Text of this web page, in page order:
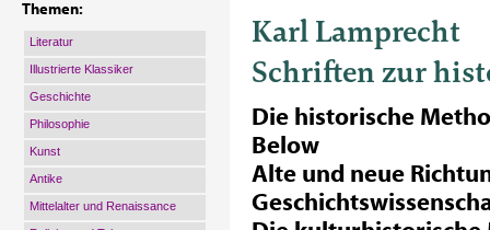
Themen:
Literatur
Illustrierte Klassiker
Geschichte
Philosophie
Kunst
Antike
Mittelalter und Renaissance
Karl Lamprecht
Schriften zur
Die historische
Below
Alte und neue